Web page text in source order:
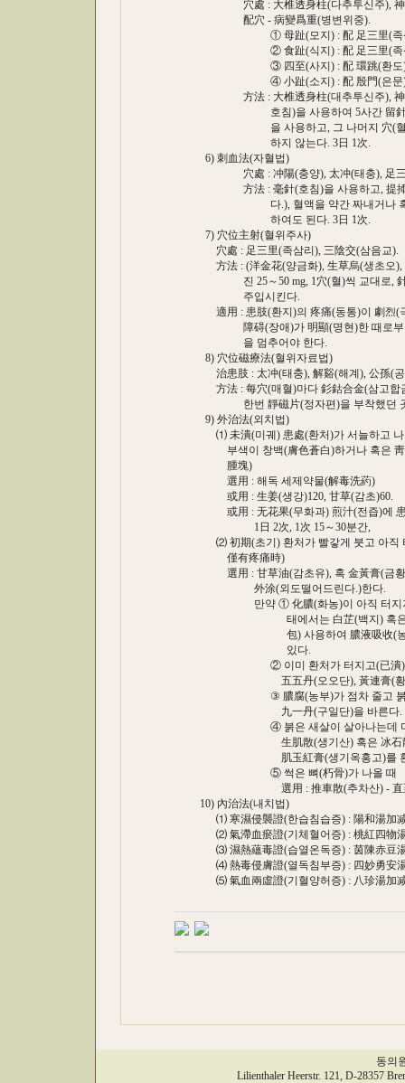
穴處 : 大椎透身柱(다추투신주), 神道
配穴 - 病變爲重(병변위중).
① 母趾(모지) : 配 足三里(족삼리),
② 食趾(식지) : 配 足三里(족삼리),
③ 四至(사지) : 配 環跳(환도), 陽陵
④ 小趾(소지) : 配 殷門(은문), 承
方法 : 大椎透身柱(대추투신주), 神道
호침)을 사용하여 5사간 留針(류침)
을 사용하고, 그 나머지 穴(혈)들은
하지 않는다. 3日 1次.
6) 刺血法(자혈법)
穴處 : 冲陽(충양), 太冲(태충), 足三
方法 : 毫針(호침)을 사용하고, 提揷刺
다.), 혈액을 약간 짜내거나 혹은 皮
하여도 된다. 3日 1次.
7) 穴位主射(혈위주사)
穴處 : 足三里(족삼리), 三陰交(삼음교).
方法 : (洋金花(양금화), 生草烏(생초오),
진 25～50 mg, 1穴(혈)씩 교대로, 針刺
주입시킨다.
適用 : 患肢(환지)의 疼痛(동통)이 劇烈(극
障碍(장애)가 明顯(명현)한 때로부터
을 멈추어야 한다.
8) 穴位磁療法(혈위자료법)
治患肢 : 太冲(태충), 解谿(해계), 公孫(공
方法 : 每穴(매혈)마다 釤鈷合金(삼고합금
한번 靜磁片(정자편)을 부착했던 곳
9) 外治法(외치법)
⑴ 未潰(미궤) 患處(환처)가 서늘하고 나
부색이 창백(膚色蒼白)하거나 혹은 靑紫
腫塊)
選用 : 해독 세제약물(解毒洗葯)
或用 : 生姜(생강)120, 甘草(감초)60.
或用 : 无花果(무화과) 煎汁(전즙)에 患
1日 2次, 1次 15～30분간,
⑵ 初期(초기) 환처가 빨갛게 붓고 아직 터
僅有疼痛時)
選用 : 甘草油(감초유), 혹 金黃膏(금황고
外涂(외도떨어드린다.)한다.
만약 ① 化膿(화농)이 아직 터지지 않
태에서는 白芷(백지) 혹은 甘草(
包) 사용하여 膿液吸收(농액흡수)
있다.
② 이미 환처가 터지고(已潰) 膿腐(
五五丹(오오단), 黃連膏(황련고)
③ 膿腐(농부)가 점차 줄고 붉은
九一丹(구일단)을 바른다.
④ 붉은 새살이 살아나는데 마치 구
生肌散(생기산) 혹은 冰石散(빙석
肌玉紅膏(생기옥홍고)를 환처
⑤ 썩은 뼈(朽骨)가 나올 때
選用 : 推車散(추차산) - 直至
10) 內治法(내치법)
⑴ 寒濕侵襲證(한습침습증) : 陽和湯加
⑵ 氣滯血瘀證(기체혈어증) : 桃紅四物湯
⑶ 濕熱蘊毒證(습열온독증) : 茵陳赤豆湯
⑷ 熱毒侵膚證(열독침부증) : 四妙勇安湯
⑸ 氣血兩虛證(기혈양허증) : 八珍湯加减
동의
Lilienthaler Heerstr. 121, D-28357